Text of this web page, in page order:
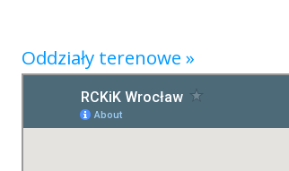
Oddziały terenowe »